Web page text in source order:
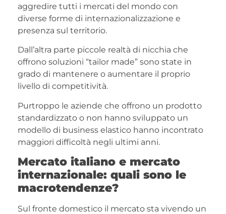
aggredire tutti i mercati del mondo con
diverse forme di internazionalizzazione e
presenza sul territorio.
Dall’altra parte piccole realtà di nicchia che
offrono soluzioni “tailor made” sono state in
grado di mantenere o aumentare il proprio
livello di competitività.
Purtroppo le aziende che offrono un prodotto
standardizzato o non hanno sviluppato un
modello di business elastico hanno incontrato
maggiori difficoltà negli ultimi anni.
Mercato italiano e mercato
internazionale: quali sono le
macrotendenze?
Sul fronte domestico il mercato sta vivendo un